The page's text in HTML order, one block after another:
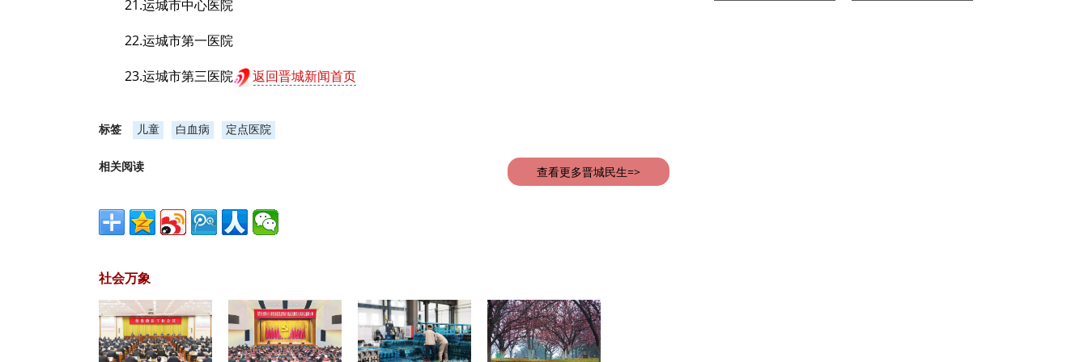
21.运城市中心医院
22.运城市第一医院
23.运城市第三医院
返回晋城新闻首页
标签 儿童 白血病 定点医院
相关阅读 查看更多晋城民生=>
社会万象